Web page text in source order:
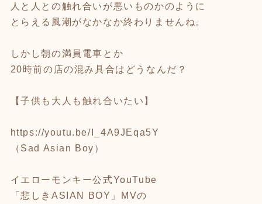
人と人との触れ合いが悪いものかのように
とらえる風潮がなかなか終わりませんね。
しかし朝の満員電車とか
20時前の店の混み具合はどうなんだ？
【子供も大人も触れ合いたい】
https://youtu.be/I_4A9JEqa5Y
（Sad Asian Boy）
イエローモンキー公式YouTube
「悲しきASIAN BOY」MVの